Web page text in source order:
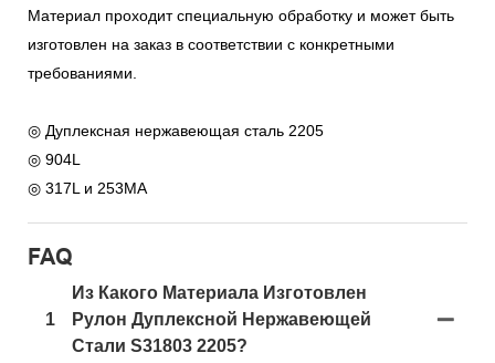
Материал проходит специальную обработку и может быть
изготовлен на заказ в соответствии с конкретными
требованиями.
◎ Дуплексная нержавеющая сталь 2205
◎ 904L
◎ 317L и 253MA
FAQ
1
Из Какого Материала Изготовлен
Рулон Дуплексной Нержавеющей
Стали S31803 2205?